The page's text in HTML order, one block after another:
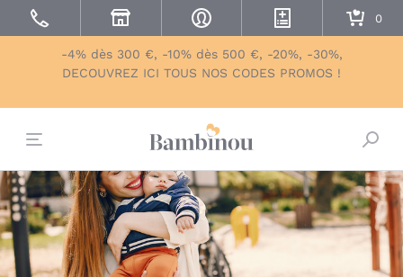
-4% dès 300 €, -10% dès 500 €, -20%, -30%,
DECOUVREZ ICI TOUS NOS CODES PROMOS !